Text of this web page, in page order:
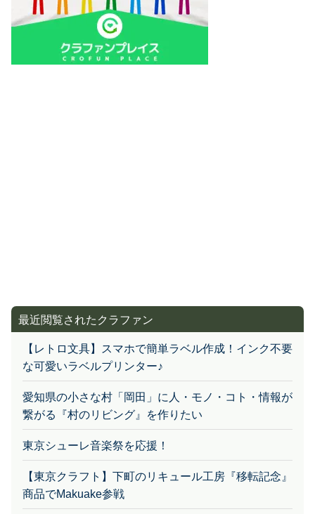
【レトロ文具】スマホで簡単ラベル作成！インク不要
な可愛いラベルプリンター♪
愛知県の小さな村「岡田」に人・モノ・コト・情報が
繋がる『村のリビング』を作りたい
東京シューレ音楽祭を応援！
【東京クラフト】下町のリキュール工房『移転記念』
商品でMakuake参戦
Humism 42mm｜時をアートに昇華する、世にも美し